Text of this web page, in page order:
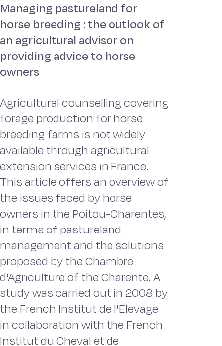
Managing pastureland for
horse breeding : the outlook of
an agricultural advisor on
providing advice to horse
owners
Agricultural counselling covering
forage production for horse
breeding farms is not widely
available through agricultural
extension services in France.
This article offers an overview of
the issues faced by horse
owners in the Poitou-Charentes,
in terms of pastureland
management and the solutions
proposed by the Chambre
d'Agriculture of the Charente. A
study was carried out in 2008 by
the French Institut de l'Elevage
in collaboration with the French
Institut du Cheval et de